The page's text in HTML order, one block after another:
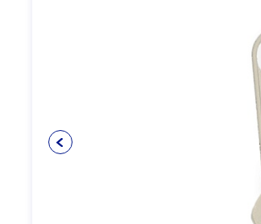
Косая бейка